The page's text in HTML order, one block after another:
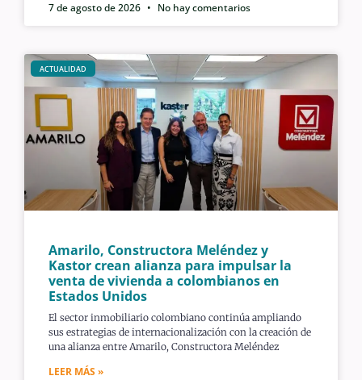
7 de agosto de 2026
No hay comentarios
ACTUALIDAD
Amarilo, Constructora Meléndez y
Kastor crean alianza para impulsar la
venta de vivienda a colombianos en
Estados Unidos
El sector inmobiliario colombiano continúa ampliando
sus estrategias de internacionalización con la creación de
una alianza entre Amarilo, Constructora Meléndez
LEER MÁS »